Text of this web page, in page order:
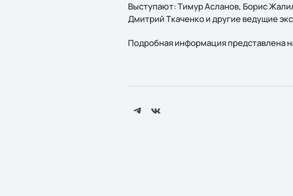
Выступают: Тимур Асланов, Борис
Дмитрий Ткаченко и другие ведущие
Подробная информация представлена